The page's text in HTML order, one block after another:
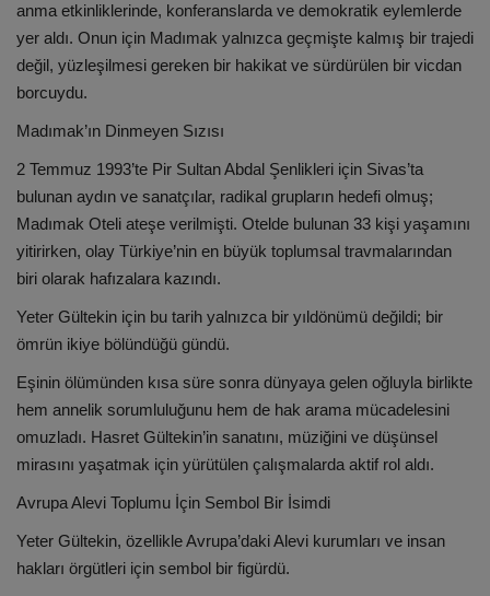
anma etkinliklerinde, konferanslarda ve demokratik eylemlerde
yer aldı. Onun için Madımak yalnızca geçmişte kalmış bir trajedi
değil, yüzleşilmesi gereken bir hakikat ve sürdürülen bir vicdan
borcuydu.
Madımak’ın Dinmeyen Sızısı
2 Temmuz 1993’te Pir Sultan Abdal Şenlikleri için Sivas’ta
bulunan aydın ve sanatçılar, radikal grupların hedefi olmuş;
Madımak Oteli ateşe verilmişti. Otelde bulunan 33 kişi yaşamını
yitirirken, olay Türkiye’nin en büyük toplumsal travmalarından
biri olarak hafızalara kazındı.
Yeter Gültekin için bu tarih yalnızca bir yıldönümü değildi; bir
ömrün ikiye bölündüğü gündü.
Eşinin ölümünden kısa süre sonra dünyaya gelen oğluyla birlikte
hem annelik sorumluluğunu hem de hak arama mücadelesini
omuzladı. Hasret Gültekin’in sanatını, müziğini ve düşünsel
mirasını yaşatmak için yürütülen çalışmalarda aktif rol aldı.
Avrupa Alevi Toplumu İçin Sembol Bir İsimdi
Yeter Gültekin, özellikle Avrupa’daki Alevi kurumları ve insan
hakları örgütleri için sembol bir figürdü.